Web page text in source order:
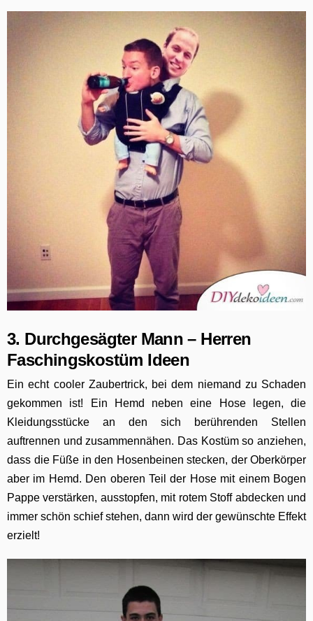
3. Durchgesägter Mann – Herren
Faschingskostüm Ideen
Ein echt cooler Zaubertrick, bei dem niemand zu Schaden
gekommen ist! Ein Hemd neben eine Hose legen, die
Kleidungsstücke an den sich berührenden Stellen
auftrennen und zusammennähen. Das Kostüm so anziehen,
dass die Füße in den Hosenbeinen stecken, der Oberkörper
aber im Hemd. Den oberen Teil der Hose mit einem Bogen
Pappe verstärken, ausstopfen, mit rotem Stoff abdecken und
immer schön schief stehen, dann wird der gewünschte Effekt
erzielt!